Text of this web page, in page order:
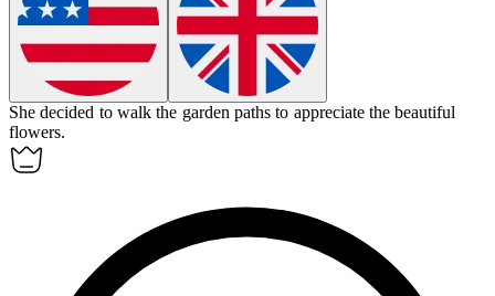
She decided to walk the garden paths to appreciate the beautiful
flowers.